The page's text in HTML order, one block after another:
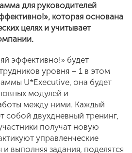
для руководителей
которая основана
целях и учитывает
эффективно!» будет
уровня – 1 в этом
U*Executive, она будет
модулей и
между ними. Каждый
собой двухдневный тренинг,
получат новую
управленческие
выполняя задания, поделятся